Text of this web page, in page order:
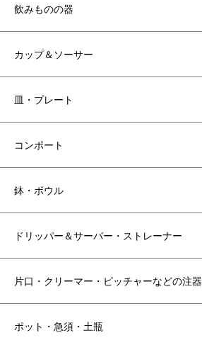
飲みものの器
カップ＆ソーサー
皿・プレート
コンポート
鉢・ボウル
ドリッパー＆サーバー・ストレーナー
片口・クリーマー・ピッチャーなどの注器
ポット・急須・土瓶